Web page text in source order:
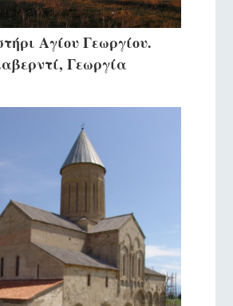
Αγίου Γεωργίου.
Γεωργία